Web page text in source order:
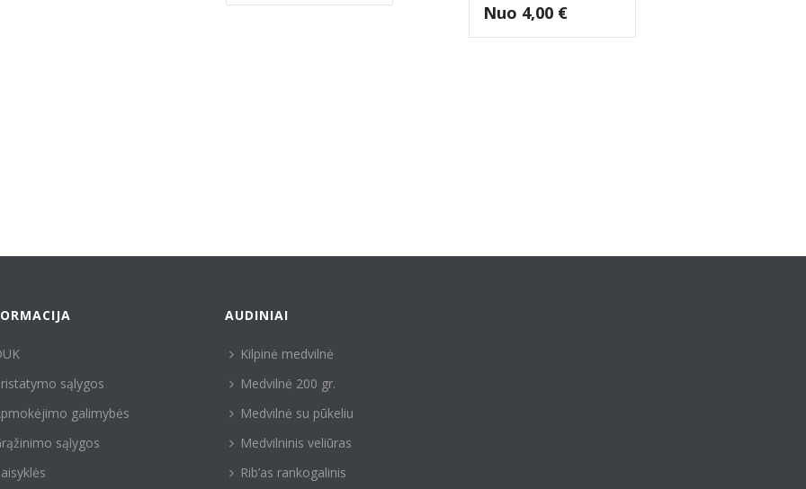
Nuo 4,00 €
sąlygos
galimybės
sąlygos
AUDINIAI
Kilpinė medvilnė
Medvilnė 200 gr.
Medvilnė su pūkeliu
Medvilninis veliūras
Rib’as rankogalinis